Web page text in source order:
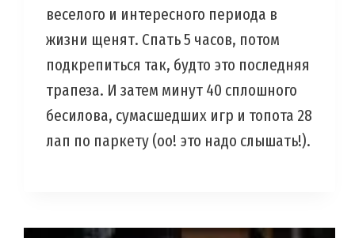
веселого и интересного периода в
жизни щенят. Спать 5 часов, потом
подкрепиться так, будто это последняя
трапеза. И затем минут 40 сплошного
бесилова, сумасшедших игр и топота 28
лап по паркету (оо! это надо слышать!).